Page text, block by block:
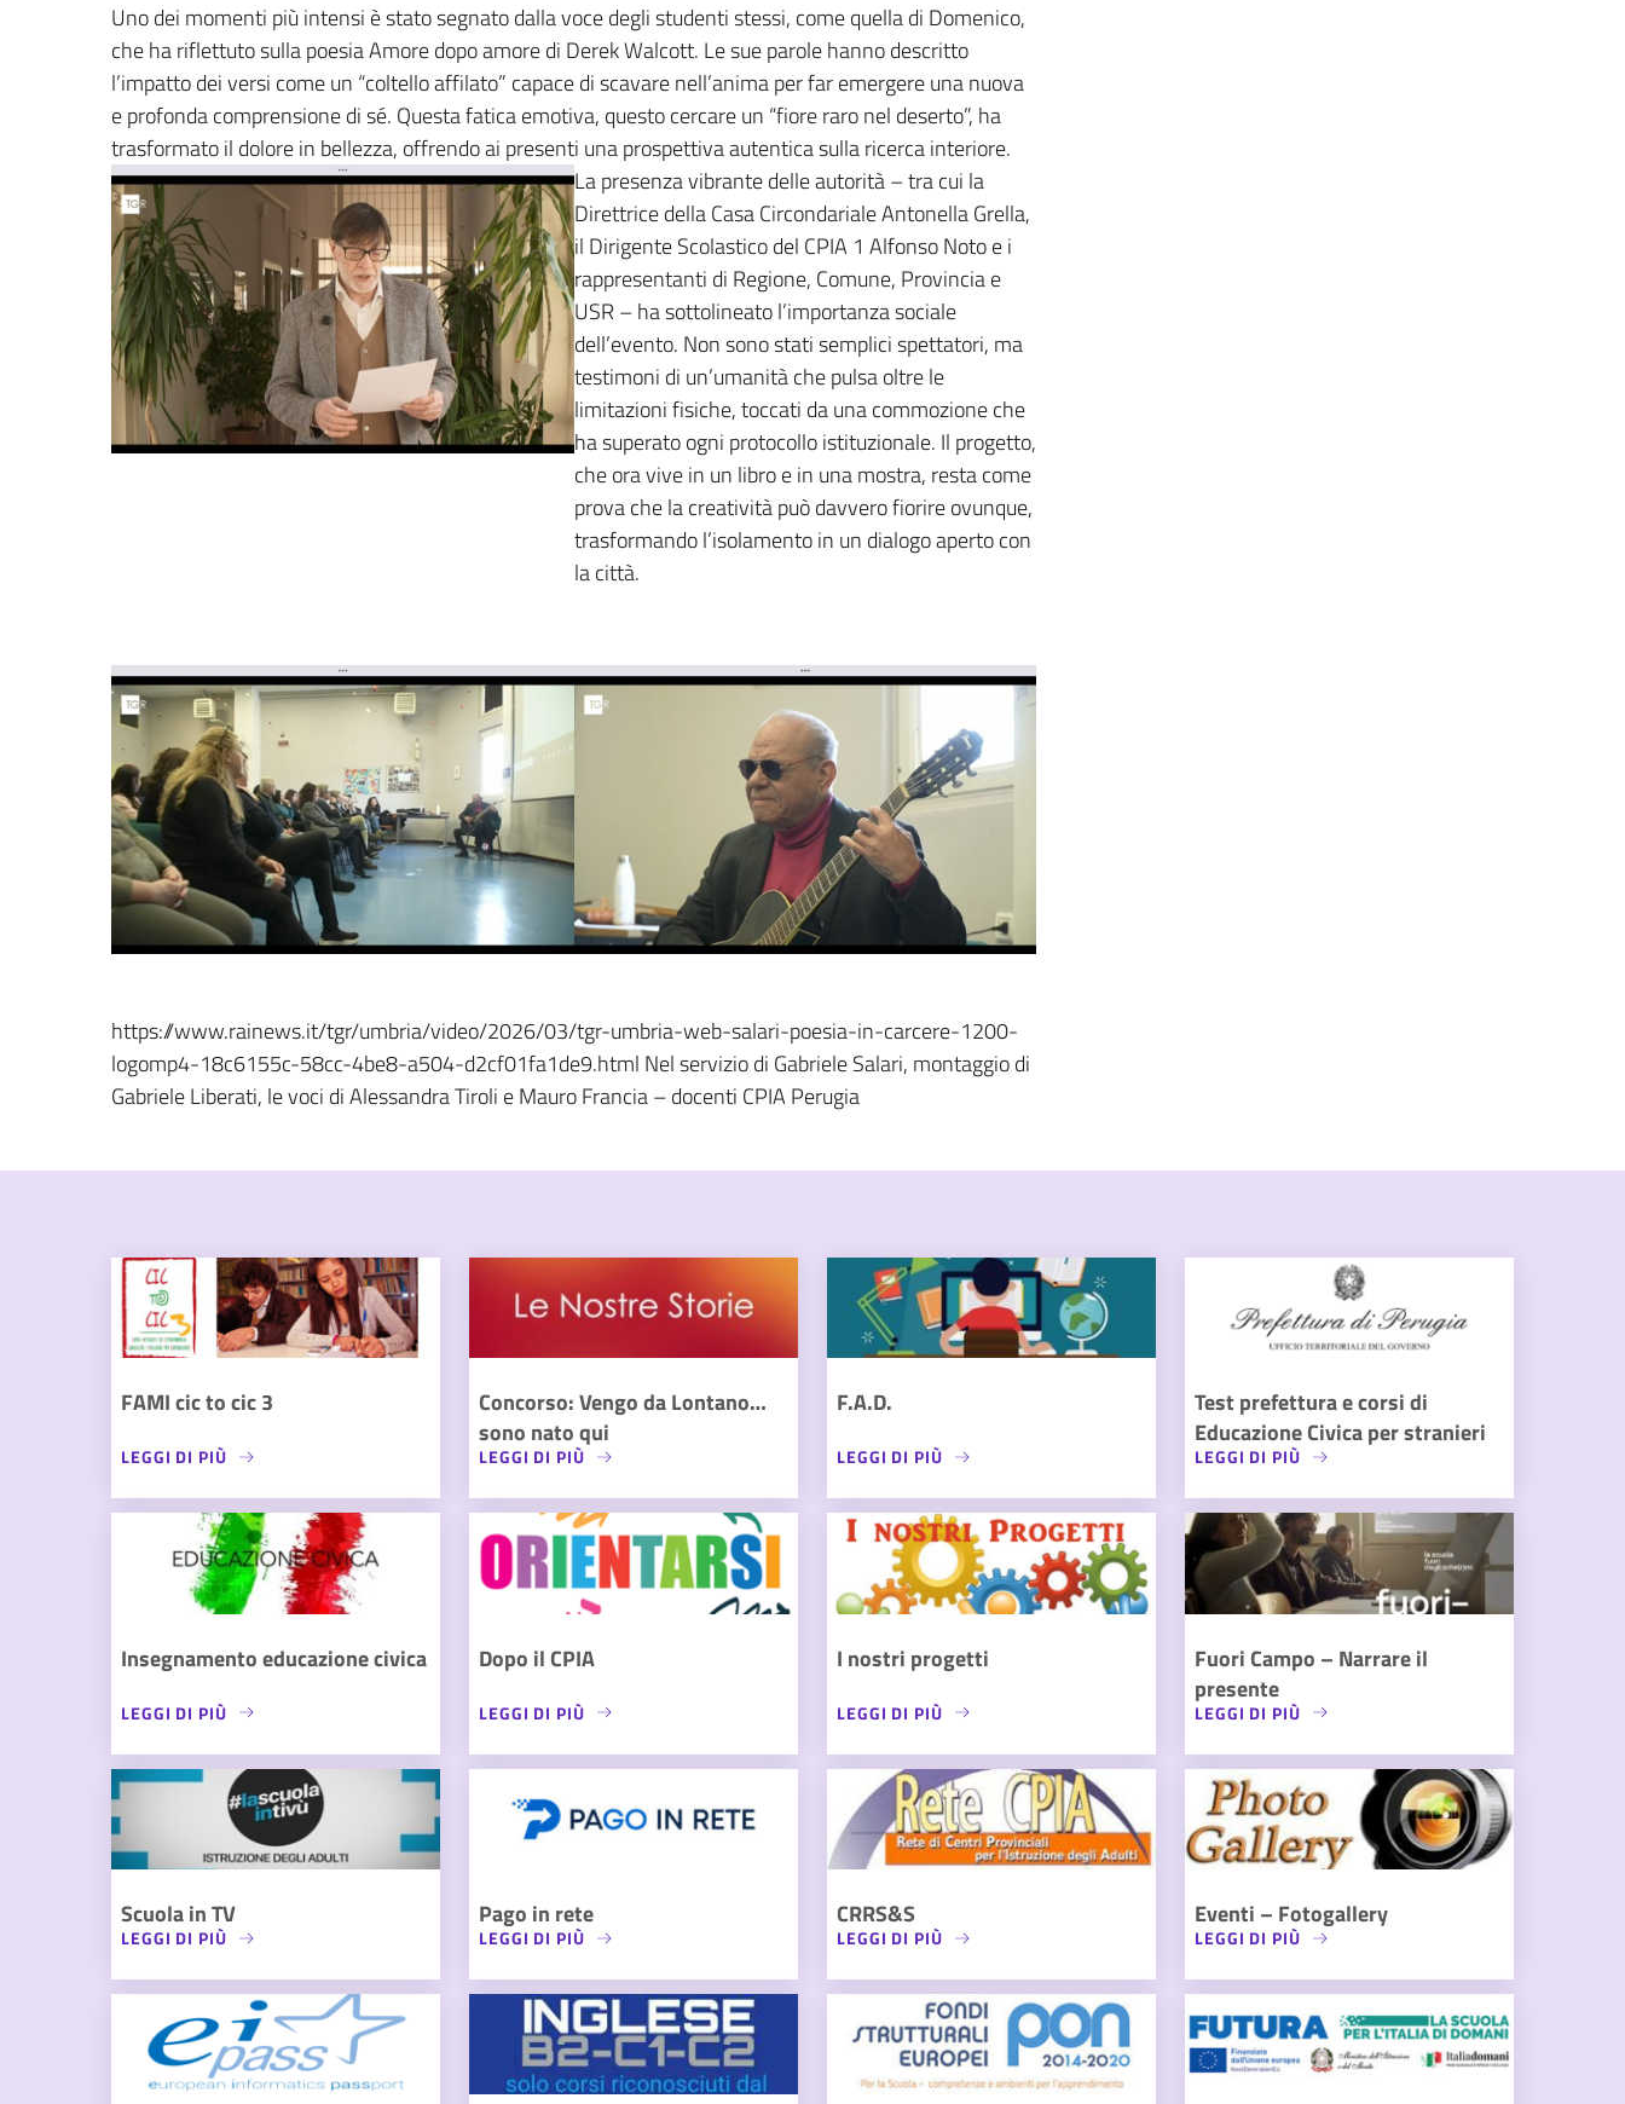
Uno dei momenti più intensi è stato segnato dalla voce degli studenti stessi, come quella di Domenico,
che ha riflettuto sulla poesia Amore dopo amore di Derek Walcott. Le sue parole hanno descritto
l’impatto dei versi come un “coltello affilato” capace di scavare nell’anima per far emergere una nuova
e profonda comprensione di sé. Questa fatica emotiva, questo cercare un “fiore raro nel deserto”, ha
trasformato il dolore in bellezza, offrendo ai presenti una prospettiva autentica sulla ricerca interiore.
La presenza vibrante delle autorità – tra cui la
Direttrice della Casa Circondariale Antonella Grella,
il Dirigente Scolastico del CPIA 1 Alfonso Noto e i
rappresentanti di Regione, Comune, Provincia e
USR – ha sottolineato l’importanza sociale
dell’evento. Non sono stati semplici spettatori, ma
testimoni di un’umanità che pulsa oltre le
limitazioni fisiche, toccati da una commozione che
ha superato ogni protocollo istituzionale. Il progetto,
che ora vive in un libro e in una mostra, resta come
prova che la creatività può davvero fiorire ovunque,
trasformando l’isolamento in un dialogo aperto con
la città.
https://www.rainews.it/tgr/umbria/video/2026/03/tgr-umbria-web-salari-poesia-in-carcere-1200-
logomp4-18c6155c-58cc-4be8-a504-d2cf01fa1de9.html Nel servizio di Gabriele Salari, montaggio di
Gabriele Liberati, le voci di Alessandra Tiroli e Mauro Francia – docenti CPIA Perugia
FAMI cic to cic 3
LEGGI DI PIÙ
Concorso: Vengo da Lontano…
sono nato qui
LEGGI DI PIÙ
F.A.D.
LEGGI DI PIÙ
Test prefettura e corsi di
Educazione Civica per stranieri
LEGGI DI PIÙ
Insegnamento educazione civica
LEGGI DI PIÙ
Dopo il CPIA
LEGGI DI PIÙ
I nostri progetti
LEGGI DI PIÙ
Fuori Campo – Narrare il
presente
LEGGI DI PIÙ
Scuola in TV
LEGGI DI PIÙ
Pago in rete
LEGGI DI PIÙ
CRRS&S
LEGGI DI PIÙ
Eventi – Fotogallery
LEGGI DI PIÙ